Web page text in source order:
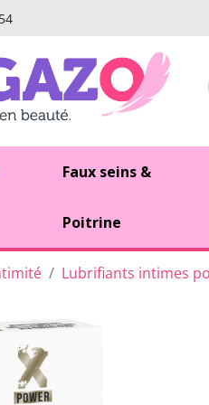
Faux seins &
Poitrine
Lubrifiants intimes